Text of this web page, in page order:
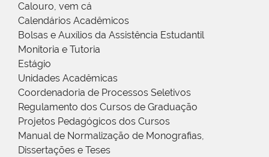
Calouro, vem cá
Calendários Acadêmicos
Bolsas e Auxílios da Assistência Estudantil
Monitoria e Tutoria
Estágio
Unidades Acadêmicas
Coordenadoria de Processos Seletivos
Regulamento dos Cursos de Graduação
Projetos Pedagógicos dos Cursos
Manual de Normalização de Monografias,
Dissertações e Teses